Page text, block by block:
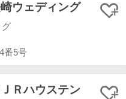
ウェディング
番5号
Ｒハウステン